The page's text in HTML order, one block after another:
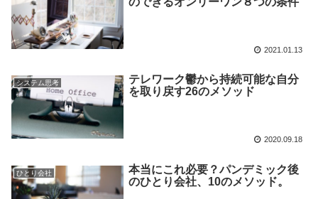
2021.01.13
システム思考
テレワーク鬱から持続可能な自分
を取り戻す26のメソッド
2020.09.18
ひとり会社
本当にこれ必要？パンデミック後
のひとり会社、10のメソッド。